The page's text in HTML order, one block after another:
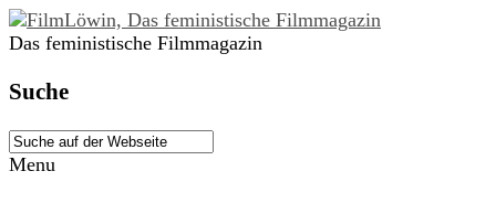
Das feministische Filmmagazin
Suche
Menu